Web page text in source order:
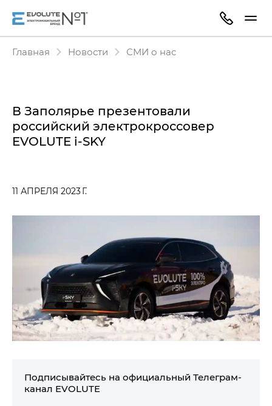
Главная Новости СМИ о нас
В Заполярье презентовали
российский электрокроссовер
EVOLUTE i‑SKY
11 АПРЕЛЯ 2023 Г.
Подписывайтесь на официальный Телеграм-
канал EVOLUTE